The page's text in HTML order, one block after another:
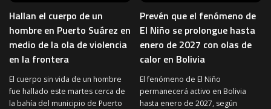
Hallan el cuerpo de un
hombre en Puerto Suárez en
medio de la ola de violencia
en la frontera
El cuerpo sin vida de un hombre
fue hallado este martes cerca de
la bahía del municipio de Puerto
Prevén que el fenómeno de
El Niño se prolongue hasta
enero de 2027 con olas de
calor en Bolivia
El fenómeno de El Niño
permanecerá activo en Bolivia
hasta enero de 2027, según